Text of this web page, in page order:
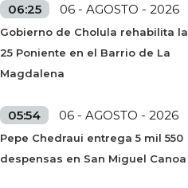
06:25 06 - AGOSTO - 2026
Gobierno de Cholula rehabilita la
25 Poniente en el Barrio de La
Magdalena
05:54 06 - AGOSTO - 2026
Pepe Chedraui entrega 5 mil 550
despensas en San Miguel Canoa